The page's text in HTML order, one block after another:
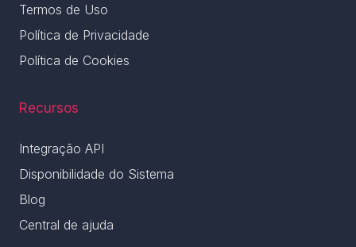
Termos de Uso
Política de Privacidade
Política de Cookies
Recursos
Integração API
Disponibilidade do Sistema
Blog
Central de ajuda